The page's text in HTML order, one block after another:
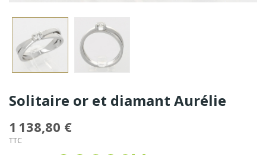
Solitaire or et diamant Aurélie
1 138,80 €
TTC